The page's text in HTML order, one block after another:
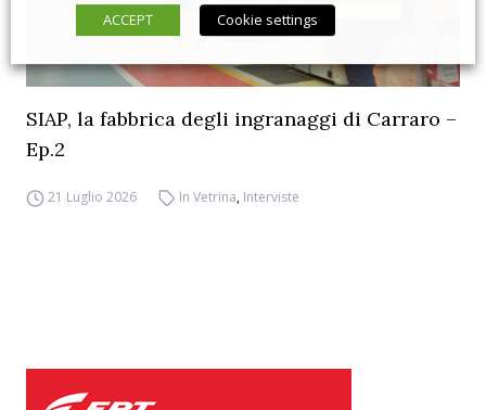
SIAP, la fabbrica degli ingranaggi di Carraro –
Ep.2
21 Luglio 2026 In Vetrina, Interviste
ACCEPT
Cookie settings